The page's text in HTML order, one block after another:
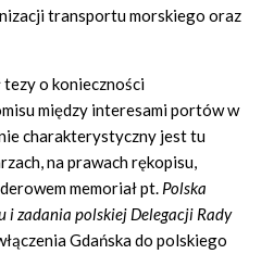
transportu morskiego oraz
tezy o konieczności
między interesami portów w
charakterystyczny jest tu
na prawach rękopisu,
memoriał pt. Polska
i zadania polskiej Delegacji Rady
Gdańska do polskiego